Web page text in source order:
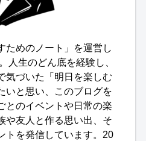
ためのノート」を運営し
人生のどん底を経験し、
気づいた「明日を楽しむ
いと思い、このブログを
とのイベントや日常の楽
や友人と作る思い出、そ
トを発信しています。20